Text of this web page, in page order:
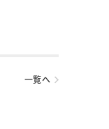
一覧へ